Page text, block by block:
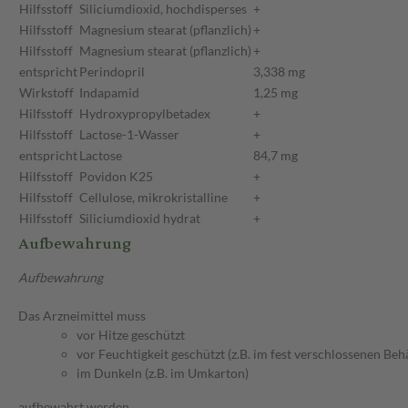
Hilfsstoff Siliciumdioxid, hochdisperses +
Hilfsstoff Magnesium stearat (pflanzlich) +
Hilfsstoff Magnesium stearat (pflanzlich) +
entsprichtPerindopril
3,338 mg
Wirkstoff Indapamid
1,25 mg
Hilfsstoff Hydroxypropylbetadex
+
Hilfsstoff Lactose-1-Wasser
+
entsprichtLactose
84,7 mg
Hilfsstoff Povidon K25
+
Hilfsstoff Cellulose, mikrokristalline
+
Hilfsstoff Siliciumdioxid hydrat +
Aufbewahrung
Aufbewahrung
Das Arzneimittel muss
vor Hitze geschützt
vor Feuchtigkeit geschützt (z.B. im fest verschlossenen
im Dunkeln (z.B. im Umkarton)